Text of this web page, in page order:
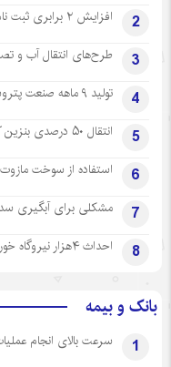
2 افزایش ۲ برابری ثبت نام مشترکان گاز تهرانی‌ در سامانه اصلاح موتور
3 طرح‌های انتقال آب و
4 تولید ۹ ماهه صنعت پتروشیمی با ۷ درصد رشد به ۵۳ میلیون تن رسید
5 انتقال ۵۰ درصدی بنزین کشور از منطقه خلیج فارس
6 استفاده از سوخت
7 مشکلی برای آبگیری
8 احداث ۴هزار نیروگاه خورشیدی همزمان با سفر رئیس جمهور به یزد
بانک و بیمه
1 سرعت بالای انجام